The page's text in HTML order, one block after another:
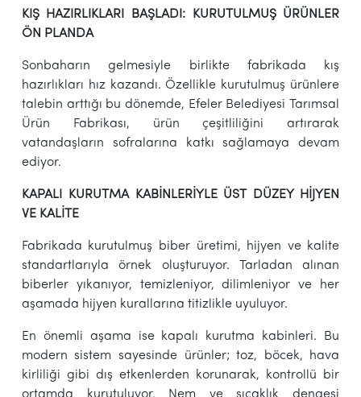
KIŞ HAZIRLIKLARI BAŞLADI: KURUTULMUŞ ÜRÜNLER
ÖN PLANDA
Sonbaharın gelmesiyle birlikte fabrikada kış
hazırlıkları hız kazandı. Özellikle kurutulmuş ürünlere
talebin arttığı bu dönemde, Efeler Belediyesi Tarımsal
Ürün Fabrikası, ürün çeşitliliğini artırarak
vatandaşların sofralarına katkı sağlamaya devam
ediyor.
KAPALI KURUTMA KABİNLERİYLE ÜST DÜZEY HİJYEN
VE KALİTE
Fabrikada kurutulmuş biber üretimi, hijyen ve kalite
standartlarıyla örnek oluşturuyor. Tarladan alınan
biberler yıkanıyor, temizleniyor, dilimleniyor ve her
aşamada hijyen kurallarına titizlikle uyuluyor.
En önemli aşama ise kapalı kurutma kabinleri. Bu
modern sistem sayesinde ürünler; toz, böcek, hava
kirliliği gibi dış etkenlerden korunarak, kontrollü bir
ortamda kurutuluyor. Nem ve sıcaklık dengesi